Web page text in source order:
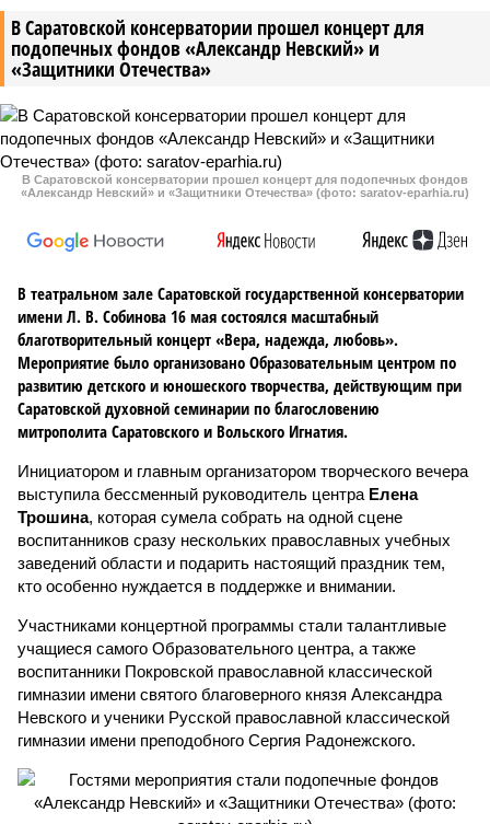
В Саратовской консерватории прошел концерт для
подопечных фондов «Александр Невский» и
«Защитники Отечества»
В Саратовской консерватории прошел концерт для подопечных фондов
«Александр Невский» и «Защитники Отечества» (фото: saratov-eparhia.ru)
В театральном зале Саратовской государственной консерватории
имени Л. В. Собинова 16 мая состоялся масштабный
благотворительный концерт «Вера, надежда, любовь».
Мероприятие было организовано Образовательным центром по
развитию детского и юношеского творчества, действующим при
Саратовской духовной семинарии по благословению
митрополита Саратовского и Вольского Игнатия.
Инициатором и главным организатором творческого вечера
выступила бессменный руководитель центра Елена
Трошина, которая сумела собрать на одной сцене
воспитанников сразу нескольких православных учебных
заведений области и подарить настоящий праздник тем,
кто особенно нуждается в поддержке и внимании.
Участниками концертной программы стали талантливые
учащиеся самого Образовательного центра, а также
воспитанники Покровской православной классической
гимназии имени святого благоверного князя Александра
Невского и ученики Русской православной классической
гимназии имени преподобного Сергия Радонежского.